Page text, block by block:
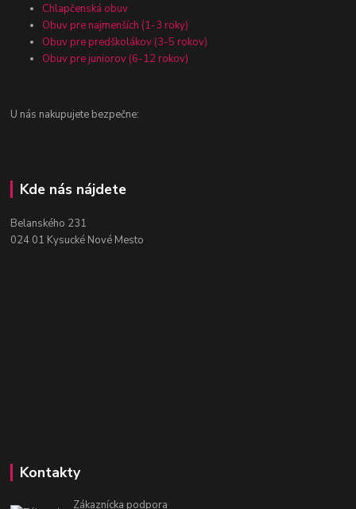
Chlapčenská obuv
Obuv pre najmenších (1-3 roky)
Obuv pre predškolákov (3-5 rokov)
Obuv pre juniorov (6-12 rokov)
U nás nakupujete bezpečne:
Kde nás nájdete
Belanského 231
024 01 Kysucké Nové Mesto
Kontakty
Zákaznícka podpora